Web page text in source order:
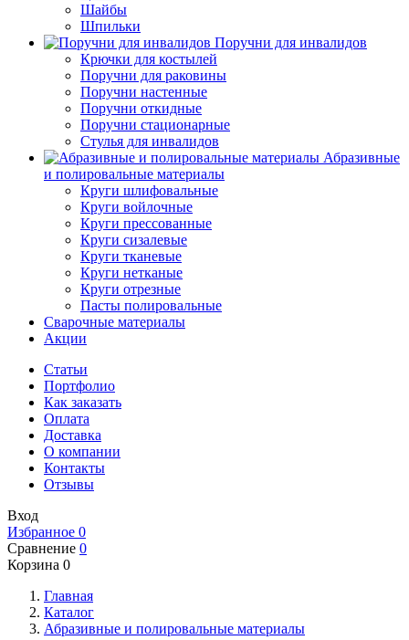
Шайбы
Шпильки
Поручни для инвалидов
Крючки для костылей
Поручни для раковины
Поручни настенные
Поручни откидные
Поручни стационарные
Стулья для инвалидов
Абразивные
и полировальные материалы
Круги шлифовальные
Круги войлочные
Круги прессованные
Круги сизалевые
Круги тканевые
Круги нетканые
Круги отрезные
Пасты полировальные
Сварочные материалы
Акции
Статьи
Портфолио
Как заказать
Оплата
Доставка
О компании
Контакты
Отзывы
Вход
Избранное 0
Сравнение 0
Корзина 0
Главная
Каталог
Абразивные и полировальные материалы